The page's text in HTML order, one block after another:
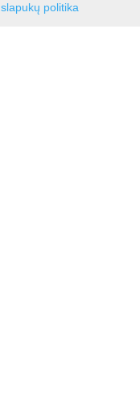
slapukų politika